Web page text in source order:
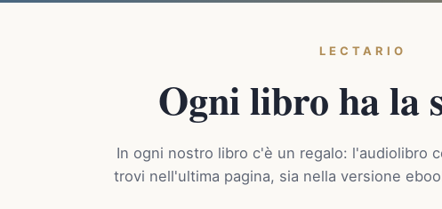
LECTARIO
Ogni libro ha la
In ogni nostro libro c'è un regalo: l'audiolibro
trovi nell'ultima pagina, sia nella versione